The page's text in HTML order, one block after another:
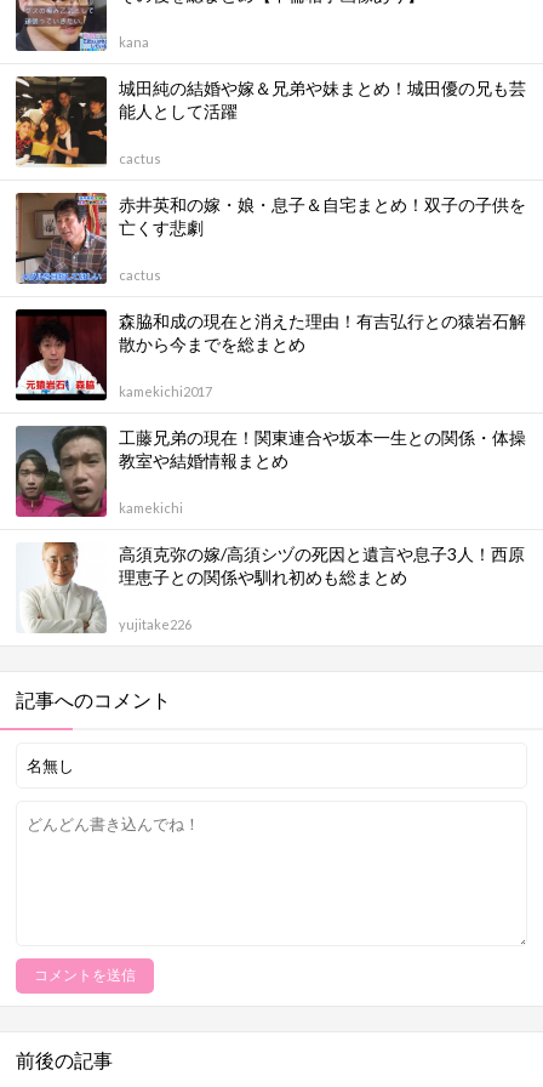
kana
城田純の結婚や嫁＆兄弟や妹まとめ！城田優の兄も芸
能人として活躍
cactus
赤井英和の嫁・娘・息子＆自宅まとめ！双子の子供を
亡くす悲劇
cactus
森脇和成の現在と消えた理由！有吉弘行との猿岩石解
散から今までを総まとめ
kamekichi2017
工藤兄弟の現在！関東連合や坂本一生との関係・体操
教室や結婚情報まとめ
kamekichi
高須克弥の嫁/高須シヅの死因と遺言や息子3人！西原
理恵子との関係や馴れ初めも総まとめ
yujitake226
記事へのコメント
前後の記事